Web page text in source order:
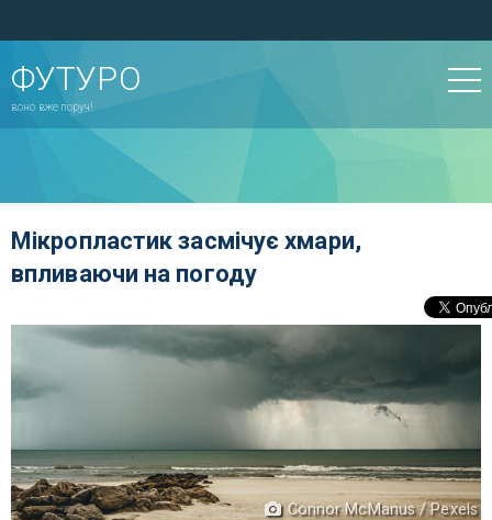
ФУТУРО
воно вже поруч!
Мікропластик засмічує хмари,
впливаючи на погоду
Connor McManus / Pexels